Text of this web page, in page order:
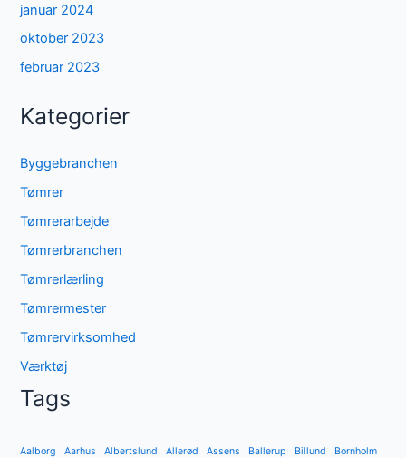
januar 2024
oktober 2023
februar 2023
Kategorier
Byggebranchen
Tømrer
Tømrerarbejde
Tømrerbranchen
Tømrerlærling
Tømrermester
Tømrervirksomhed
Værktøj
Tags
Aalborg Aarhus Albertslund Allerød Assens Ballerup Billund Bornholm